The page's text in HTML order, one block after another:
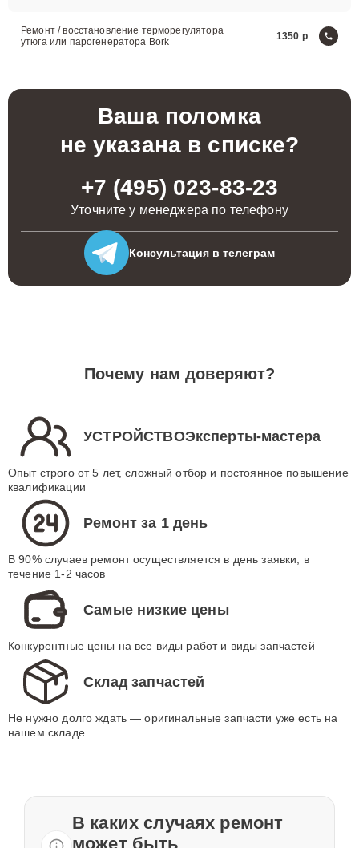
Ремонт / восстановление терморегулятора
утюга или парогенератора Bork
1350
Ваша поломка
не указана в списке?
+7 (495) 023-83-23
Уточните у менеджера по телефону
Консультация в телеграм
Почему нам доверяют?
УСТРОЙСТВОЭксперты-мастера
Опыт строго от 5 лет, сложный отбор и постоянное повышение
квалификации
Ремонт за 1 день
В 90% случаев ремонт осуществляется в день заявки, в
течение 1-2 часов
Самые низкие цены
Конкурентные цены на все виды работ и виды запчастей
Склад запчастей
Не нужно долго ждать — оригинальные запчасти уже есть на
нашем складе
В каких случаях ремонт
может быть